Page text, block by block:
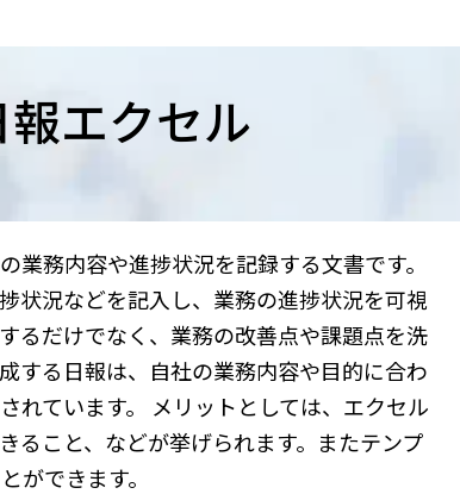
エクセル
務内容や進捗状況を記録する文書です。
状況などを記入し、業務の進捗状況を可視
るだけでなく、業務の改善点や課題点を洗
する日報は、自社の業務内容や目的に合わ
れています。 メリットとしては、エクセル
ること、などが挙げられます。またテンプ
ができます。